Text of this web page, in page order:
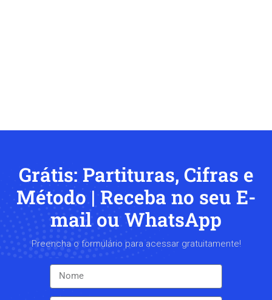
Grátis: Partituras, Cifras e
Método | Receba no seu E-
mail ou WhatsApp
Preencha o formulário para acessar gratuitamente!